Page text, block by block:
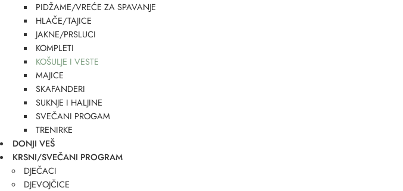
PIDŽAME/VREĆE ZA SPAVANJE
HLAČE/TAJICE
JAKNE/PRSLUCI
KOMPLETI
KOŠULJE I VESTE
MAJICE
SKAFANDERI
SUKNJE I HALJINE
SVEČANI PROGAM
TRENIRKE
DONJI VEŠ
KRSNI/SVEČANI PROGRAM
DJEČACI
DJEVOJČICE